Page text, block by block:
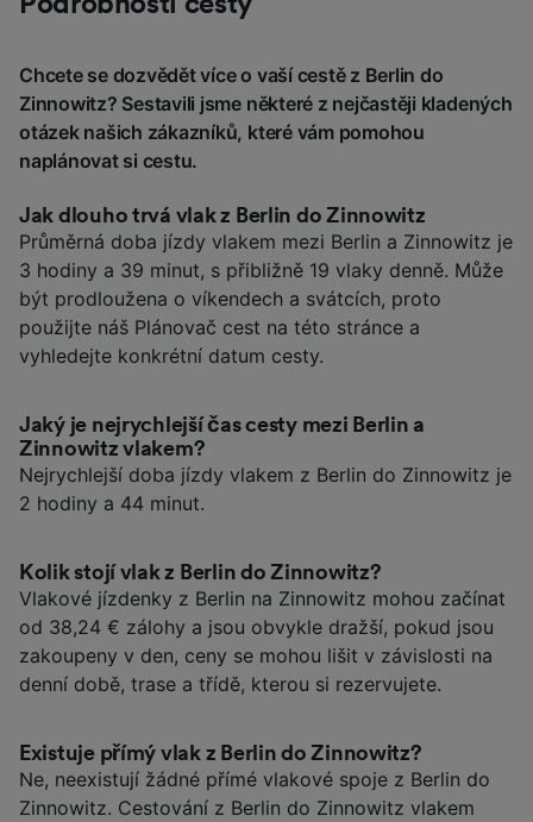
Chcete se dozvědět více o vaší cestě z Berlin do
Zinnowitz? Sestavili jsme některé z nejčastěji kladených
otázek našich zákazníků, které vám pomohou
naplánovat si cestu.
Jak dlouho trvá vlak z Berlin do Zinnowitz
Průměrná doba jízdy vlakem mezi Berlin a Zinnowitz je
3 hodiny a 39 minut, s přibližně 19 vlaky denně. Může
být prodloužena o víkendech a svátcích, proto
použijte náš Plánovač cest na této stránce a
vyhledejte konkrétní datum cesty.
Jaký je nejrychlejší čas cesty mezi Berlin a
Zinnowitz vlakem?
Nejrychlejší doba jízdy vlakem z Berlin do Zinnowitz je
2 hodiny a 44 minut.
Kolik stojí vlak z Berlin do Zinnowitz?
Vlakové jízdenky z Berlin na Zinnowitz mohou začínat
od 38,24 € zálohy a jsou obvykle dražší, pokud jsou
zakoupeny v den, ceny se mohou lišit v závislosti na
denní době, trase a třídě, kterou si rezervujete.
Existuje přímý vlak z Berlin do Zinnowitz?
Ne, neexistují žádné přímé vlakové spoje z Berlin do
Zinnowitz. Cestování z Berlin do Zinnowitz vlakem